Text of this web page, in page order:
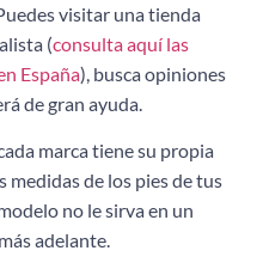
visitar una tienda
(consulta aquí las
España), busca opiniones
de gran ayuda.
marca tiene su propia
medidas de los pies de tus
no le sirva en un
adelante.